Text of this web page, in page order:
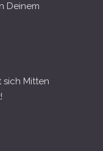
Deinem
Mitten